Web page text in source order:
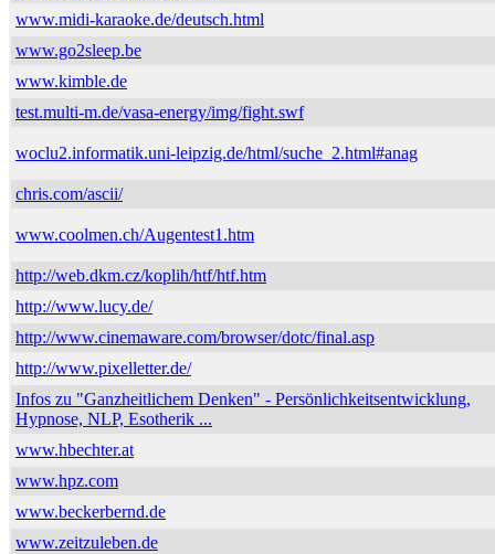
www.midi-karaoke.de/deutsch.html
www.go2sleep.be
www.kimble.de
test.multi-m.de/vasa-energy/img/fight.swf
woclu2.informatik.uni-leipzig.de/html/suche_2.html#anag
chris.com/ascii/
www.coolmen.ch/Augentest1.htm
http://web.dkm.cz/koplih/htf/htf.htm
http://www.lucy.de/
http://www.cinemaware.com/browser/dotc/final.asp
http://www.pixelletter.de/
Infos zu "Ganzheitlichem Denken" - Persönlichkeitsentwicklung,
Hypnose, NLP, Esotherik ...
www.hbechter.at
www.hpz.com
www.beckerbernd.de
www.zeitzuleben.de